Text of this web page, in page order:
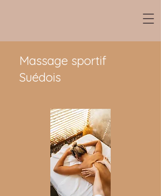
Massage sportif
Suédois